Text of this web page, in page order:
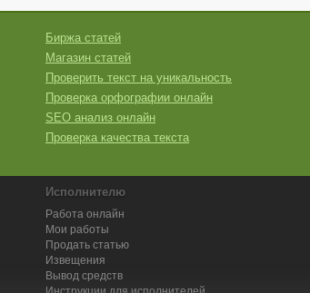
Биржа статей
Магазин статей
Проверить текст на уникальность
Проверка орфографии онлайн
SEO анализ онлайн
Проверка качества текста
Исполнителю
Работа онлайн
Мои работы
Продать статью
Извещения
Вывод средств